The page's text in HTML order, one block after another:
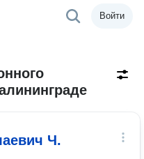
Войти
Ч.